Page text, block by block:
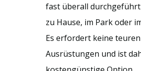
fast überall durchgeführt
zu Hause, im Park oder
Es erfordert keine teuren
Ausrüstungen und ist